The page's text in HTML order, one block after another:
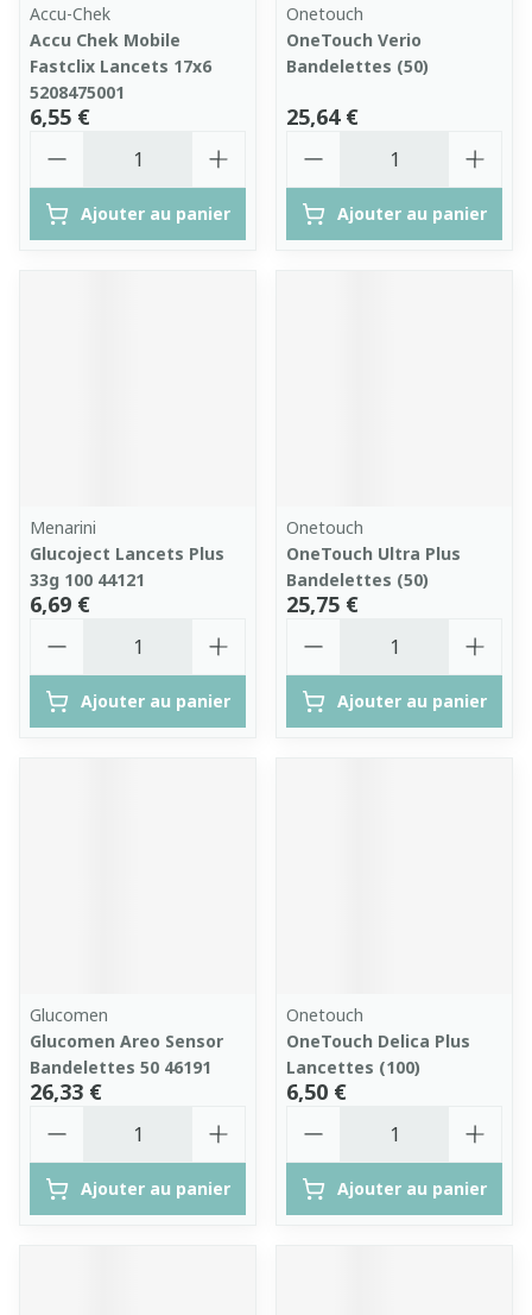
Accu-Chek
Accu Chek Mobile
Fastclix Lancets 17x6
5208475001
6,55 €
Ajouter au panier
Onetouch
OneTouch Verio
Bandelettes (50)
25,64 €
Ajouter au panier
Menarini
Glucoject Lancets Plus
33g 100 44121
6,69 €
Ajouter au panier
Onetouch
OneTouch Ultra Plus
Bandelettes (50)
25,75 €
Ajouter au panier
Glucomen
Glucomen Areo Sensor
Bandelettes 50 46191
26,33 €
Ajouter au panier
Onetouch
OneTouch Delica Plus
Lancettes (100)
6,50 €
Ajouter au panier